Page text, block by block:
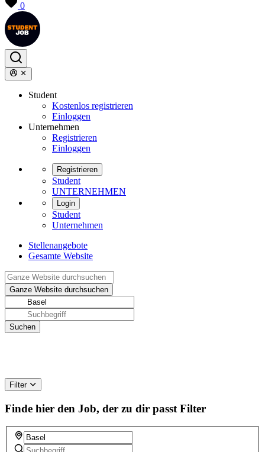
0
Student
Kostenlos registrieren
Einloggen
Unternehmen
Registrieren
Einloggen
Registrieren
Student
UNTERNEHMEN
Login
Student
Unternehmen
Stellenangebote
Gesamte Website
Filter
Finde hier den Job, der zu dir passt Filter